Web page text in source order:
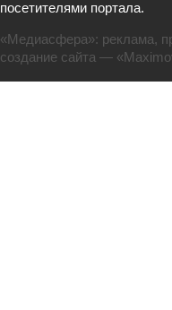
посетителями портала.
«Медиасфера»: реклама,
создание сайта —